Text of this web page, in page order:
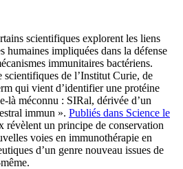
scientifiques explorent les liens
humaines impliquées dans la défense
immunitaires bactériens.
scientifiques de l’Institut Curie, de
qui vient d’identifier une protéine
là méconnu : SIRal, dérivée d’un
immun ». Publiés dans Science le
révèlent un principe de conservation
voies en immunothérapie en
d’un genre nouveau issues de